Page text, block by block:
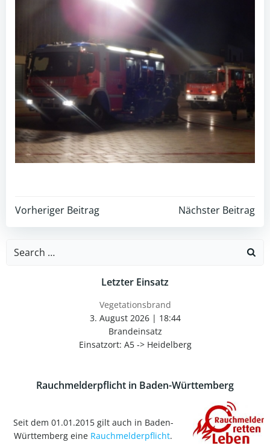
Post
navigation
Vorheriger Beitrag
Post
navigation
Nächster Beitrag
Search
Letzter Einsatz
Vegetationsbrand
3. August 2026| 18:44
Brandeinsatz
Einsatzort: A5 -> Heidelberg
Rauchmelderpflicht in Baden-Württemberg
Seit dem 01.01.2015 gilt auch in Baden-
Württemberg eine Rauchmelderpflicht.